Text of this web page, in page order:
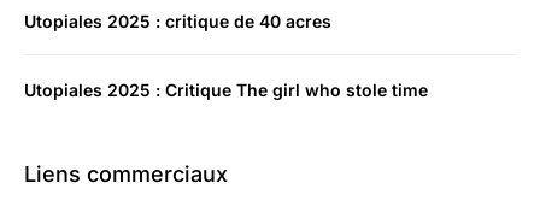
Utopiales 2025 : critique de 40 acres
Utopiales 2025 : Critique The girl who stole time
Liens commerciaux